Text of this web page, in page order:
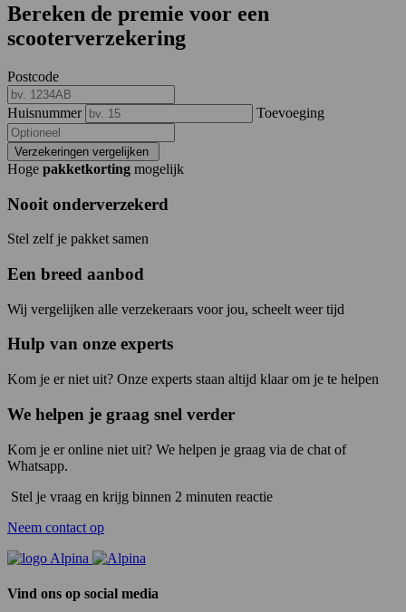
Bereken de premie voor een
scooterverzekering
Postcode
Huisnummer Toevoeging
Verzekeringen vergelijken
Hoge pakketkorting mogelijk
Nooit onderverzekerd
Stel zelf je pakket samen
Een breed aanbod
Wij vergelijken alle verzekeraars voor jou, scheelt weer tijd
Hulp van onze experts
Kom je er niet uit? Onze experts staan altijd klaar om je te helpen
We helpen je graag snel verder
Kom je er online niet uit? We helpen je graag via de chat of
Whatsapp.
Stel je vraag en krijg binnen 2 minuten reactie
Neem contact op
Vind ons op social media